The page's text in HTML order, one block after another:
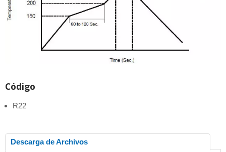
Código
R22
Descarga de Archivos